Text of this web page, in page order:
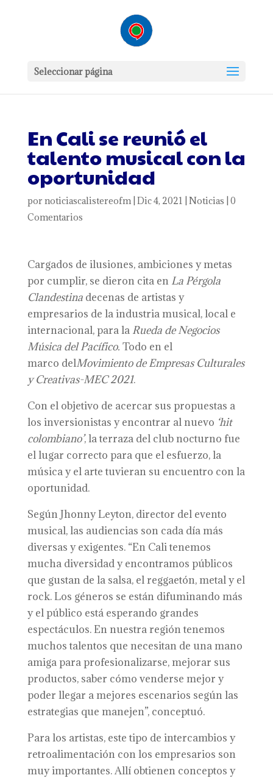
Seleccionar página
En Cali se reunió el
talento musical con la
oportunidad
por noticiascalistereofm| Dic 4, 2021 Noticias 0
Comentarios
Cargados de ilusiones, ambiciones y metas
por cumplir, se dieron cita en La Pérgola
Clandestinadecenas de artistas y
empresarios de la industria musical, local e
internacional, para la Rueda de Negocios
Música del Pacífico. Todo en el
marco delMovimiento de Empresas Culturales
y Creativas-MEC2021.
Con el objetivo de acercar sus propuestas a
los inversionistas y encontrar al nuevo ‘hit
colombiano’, la terraza del club nocturno fue
el lugar correcto para que el esfuerzo, la
música y el arte tuvieran su encuentro con la
oportunidad.
Según Jhonny Leyton, director del evento
musical, las audiencias son cada día más
diversas y exigentes. “En Cali tenemos
mucha diversidad y encontramos públicos
que gustan de la salsa, el reggaetón, metal y el
rock. Los géneros se están difuminando más
y el público está esperando grandes
espectáculos. En nuestra región tenemos
muchos talentos que necesitan de una mano
amiga para profesionalizarse, mejorar sus
productos, saber cómo venderse mejor y
poder llegar a mejores escenarios según las
estrategias que manejen”, conceptuó.
Para los artistas, este tipo de intercambios y
retroalimentación con los empresarios son
muy importantes. Allí obtienen conceptos y